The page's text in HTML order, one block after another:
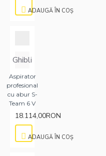
ADAUGĂ ÎN COŞ
Ghibli
Aspirator
profesional
cu abur S-
Team 6 V
18.114,00RON
ADAUGĂ ÎN COŞ